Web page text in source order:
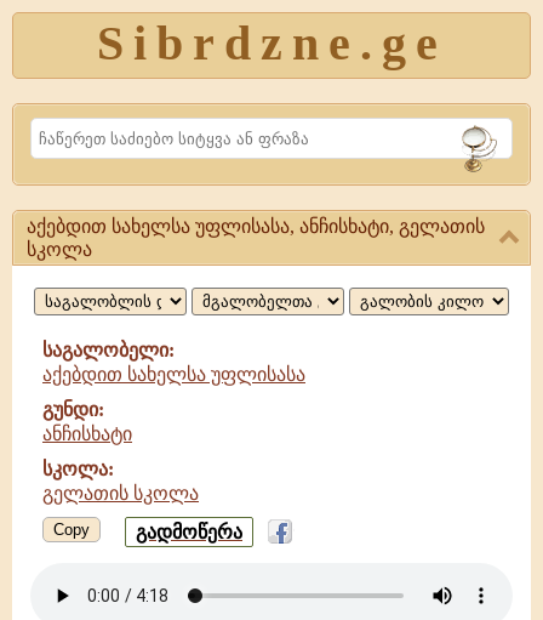
Sibrdzne.ge
Search
აქებდით
სახელსა
ანჩისხატი,
გელათის
აქებდით სახელსა უფლისასა, ანჩისხატი, გელათის
სკოლა
საგალობელი:
აქებდით სახელსა უფლისასა
გუნდი:
ანჩისხატი
სკოლა:
გელათის სკოლა
Copy გადმოწერა